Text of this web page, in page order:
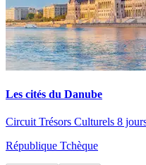
Les cités du Danube
Circuit Trésors Culturels 8
République Tchèque